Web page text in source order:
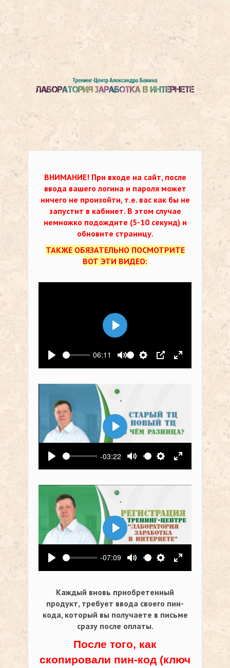
ВНИМАНИЕ! При входе на сайт, после
ввода вашего логина и пароля может
ничего не произойти, т.е. вас как бы не
запустит в кабинет. В этом случае
немножко подождите (5-10 секунд) и
обновите страницу.
ТАКЖЕ ОБЯЗАТЕЛЬНО ПОСМОТРИТЕ
ВОТ ЭТИ ВИДЕО:
Воспроизвести
06:11
Выключить звук
Настройки
PIP На весь
Воспроизвести
Воспроизвести
-03:22
Выключить звук
Настройки
На весь
Воспроизвести
Воспроизвести
-07:09
Выключить звук
Настройки
На весь
Воспроизвести
Каждый вновь приобретенный
продукт, требует ввода своего пин-
кода, который вы получаете в письме
сразу после оплаты.
После того, как
скопировали пин-код (ключ